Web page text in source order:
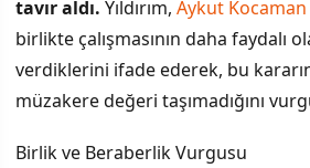
tavır aldı. Yıldırım, Aykut Kocaman
birlikte çalışmasının daha faydalı
verdiklerini ifade ederek, bu
müzakere değeri taşımadığını
Birlik ve Beraberlik Vurgusu